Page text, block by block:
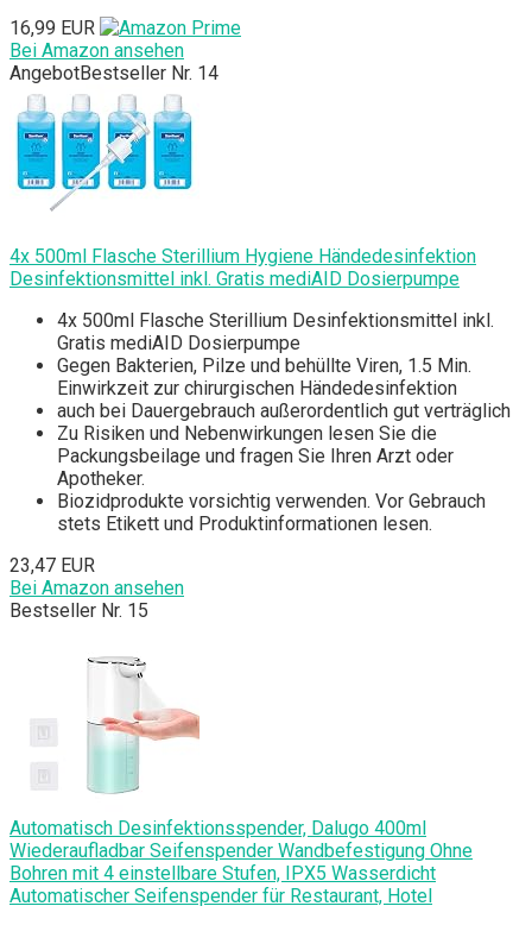
16,99 EUR
Bei Amazon ansehen
AngebotBestseller Nr. 14
4x 500ml Flasche Sterillium Hygiene Händedesinfektion
Desinfektionsmittel inkl. Gratis mediAID Dosierpumpe
4x 500ml Flasche Sterillium Desinfektionsmittel inkl.
Gratis mediAID Dosierpumpe
Gegen Bakterien, Pilze und behüllte Viren, 1.5 Min.
Einwirkzeit zur chirurgischen Händedesinfektion
auch bei Dauergebrauch außerordentlich gut verträglich
Zu Risiken und Nebenwirkungen lesen Sie die
Packungsbeilage und fragen Sie Ihren Arzt oder
Apotheker.
Biozidprodukte vorsichtig verwenden. Vor Gebrauch
stets Etikett und Produktinformationen lesen.
23,47 EUR
Bei Amazon ansehen
Bestseller Nr. 15
Automatisch Desinfektionsspender, Dalugo 400ml
Wiederaufladbar Seifenspender Wandbefestigung Ohne
Bohren mit 4 einstellbare Stufen, IPX5 Wasserdicht
Automatischer Seifenspender für Restaurant, Hotel